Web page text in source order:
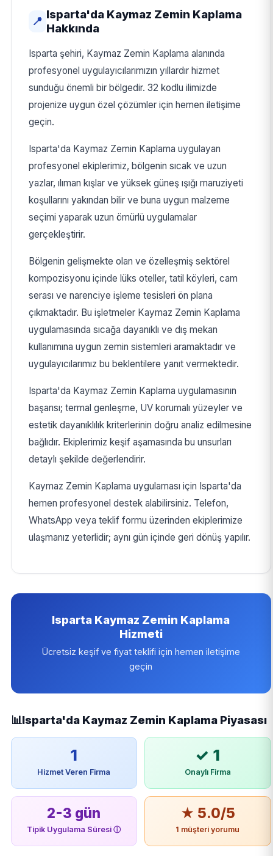
📍
Isparta'da Kaymaz Zemin Kaplama
Hakkında
Isparta şehiri, Kaymaz Zemin Kaplama alanında
profesyonel uygulayıcılarımızın yıllardır hizmet
sunduğu önemli bir bölgedir. 32 kodlu ilimizde
projenize uygun özel çözümler için hemen iletişime
geçin.
Isparta'da Kaymaz Zemin Kaplama uygulayan
profesyonel ekiplerimiz, bölgenin sıcak ve uzun
yazlar, ılıman kışlar ve yüksek güneş ışığı maruziyeti
koşullarını yakından bilir ve buna uygun malzeme
seçimi yaparak uzun ömürlü uygulamalar
gerçekleştirir.
Bölgenin gelişmekte olan ve özelleşmiş sektörel
kompozisyonu içinde lüks oteller, tatil köyleri, cam
serası ve narenciye işleme tesisleri ön plana
çıkmaktadır. Bu işletmeler Kaymaz Zemin Kaplama
uygulamasında sıcağa dayanıklı ve dış mekan
kullanımına uygun zemin sistemleri aramaktadır ve
uygulayıcılarımız bu beklentilere yanıt vermektedir.
Isparta'da Kaymaz Zemin Kaplama uygulamasının
başarısı; termal genleşme, UV korumalı yüzeyler ve
estetik dayanıklılık kriterlerinin doğru analiz edilmesine
bağlıdır. Ekiplerimiz keşif aşamasında bu unsurları
detaylı şekilde değerlendirir.
Kaymaz Zemin Kaplama uygulaması için Isparta'da
hemen profesyonel destek alabilirsiniz. Telefon,
WhatsApp veya teklif formu üzerinden ekiplerimize
ulaşmanız yeterlidir; aynı gün içinde geri dönüş yapılır.
Isparta Kaymaz Zemin Kaplama
Hizmeti
Ücretsiz keşif ve fiyat teklifi için hemen iletişime
geçin
📊Isparta'da Kaymaz Zemin Kaplama Piyasası
1
Hizmet Veren Firma
✓ 1
Onaylı Firma
2-3 gün
Tipik Uygulama Süresiⓘ
★ 5.0/5
1 müşteri yorumu